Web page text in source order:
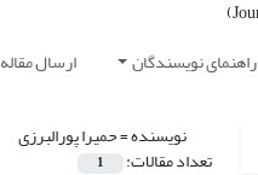
راهنمای نویسندگان ارسال مقاله
نویسنده =حمیرا پورالبرزی
تعداد مقالات: 1